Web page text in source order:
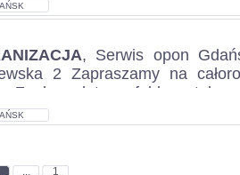
, Serwis opon
2 Zapraszamy na
Za komplet na feldze
... 1